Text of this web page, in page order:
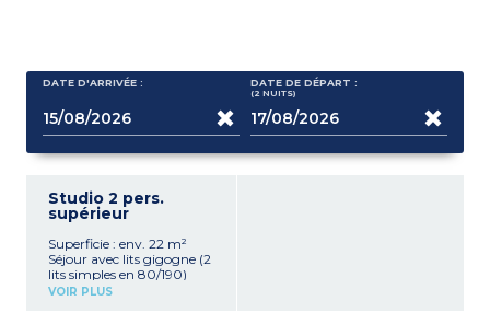
DATE D'ARRIVÉE : DATE DE DÉPART :
(2 NUITS)
Studio 2 pers.
supérieur
Superficie : env. 22 m²
Séjour avec lits gigogne (2
lits simples en 80/190)
Kitchenette équipée
VOIR PLUS